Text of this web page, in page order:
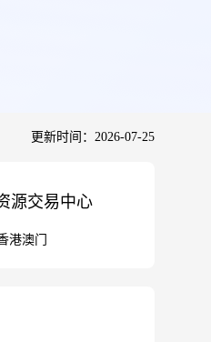
更新时间：2026-07-25
源交易中心
港澳门